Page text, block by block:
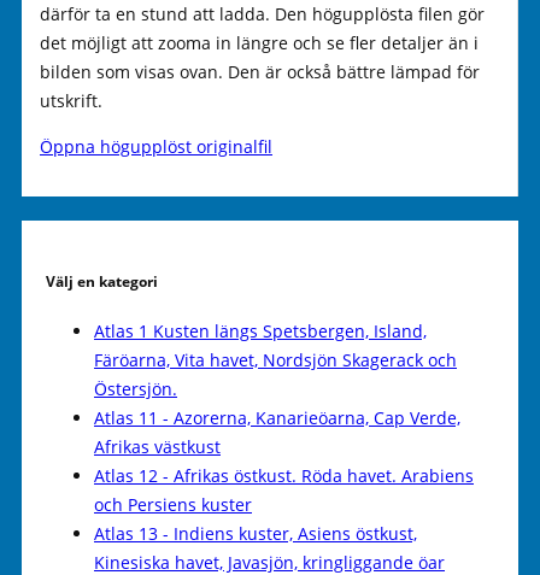
därför ta en stund att ladda. Den högupplösta filen gör
det möjligt att zooma in längre och se fler detaljer än i
bilden som visas ovan. Den är också bättre lämpad för
utskrift.
Öppna högupplöst originalfil
Välj en kategori
Atlas 1 Kusten längs Spetsbergen, Island,
Färöarna, Vita havet, Nordsjön Skagerack och
Östersjön.
Atlas 11 - Azorerna, Kanarieöarna, Cap Verde,
Afrikas västkust
Atlas 12 - Afrikas östkust. Röda havet. Arabiens
och Persiens kuster
Atlas 13 - Indiens kuster, Asiens östkust,
Kinesiska havet, Javasjön, kringliggande öar